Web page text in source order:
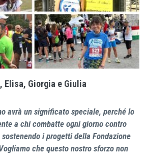
Elisa, Giorgia e Giulia
avrà un significato speciale, perché lo
a chi combatte ogni giorno contro
i progetti della Fondazione
che questo nostro sforzo non